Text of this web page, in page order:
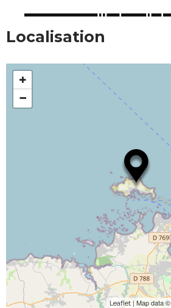
Localisation
+
−
Leaflet | Map data ©